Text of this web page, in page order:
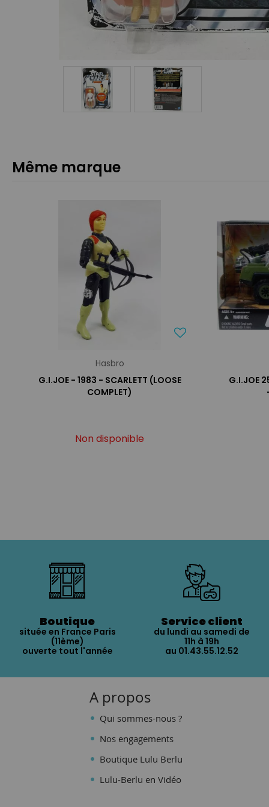
Même marque
Hasbro
G.I.JOE - 1983 - SCARLETT (LOOSE
COMPLET)
Non disponible
G.I.JOE
Boutique
située en France Paris
(11ème)
ouverte tout l'année
Service client
du lundi au samedi de
11h à 19h
au 01.43.55.12.52
A propos
Qui sommes-nous ?
Nos engagements
Boutique Lulu Berlu
Lulu-Berlu en Vidéo